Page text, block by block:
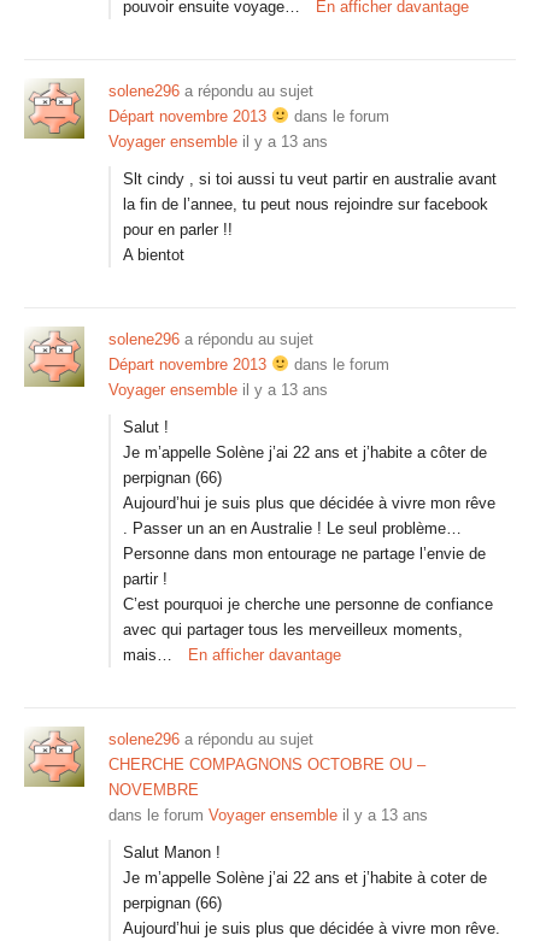
pouvoir ensuite voyage… En afficher davantage
solene296 a répondu au sujet
Départ novembre 2013
dans le forum
Voyager ensemble il y a 13 ans
Slt cindy , si toi aussi tu veut partir en australie avant
la fin de l’annee, tu peut nous rejoindre sur facebook
pour en parler !!
A bientot
solene296 a répondu au sujet
Départ novembre 2013
dans le forum
Voyager ensemble il y a 13 ans
Salut !
Je m’appelle Solène j’ai 22 ans et j’habite a côter de
perpignan (66)
Aujourd’hui je suis plus que décidée à vivre mon rêve
. Passer un an en Australie ! Le seul problème…
Personne dans mon entourage ne partage l’envie de
partir !
C’est pourquoi je cherche une personne de confiance
avec qui partager tous les merveilleux moments,
mais…
En afficher davantage
solene296 a répondu au sujet
CHERCHE COMPAGNONS OCTOBRE OU –
NOVEMBRE
dans le forum Voyager ensemble il y a 13 ans
Salut Manon !
Je m’appelle Solène j’ai 22 ans et j’habite à coter de
perpignan (66)
Aujourd’hui je suis plus que décidée à vivre mon rêve.